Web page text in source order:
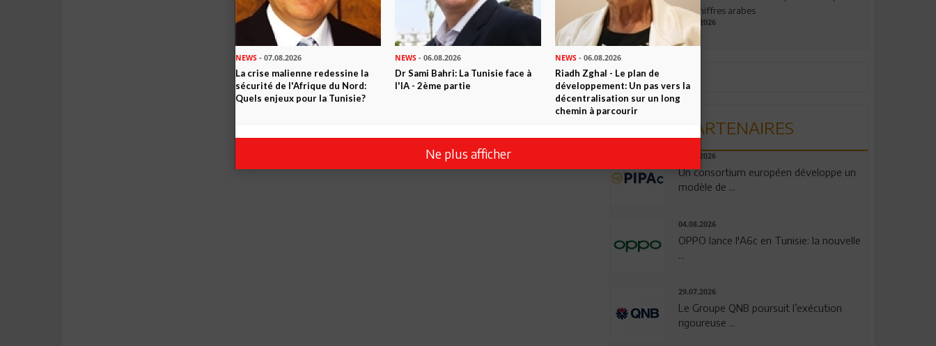
aux chiffres arabes
09.07.2026
PARTENAIRES
06.08.2026
Un consortium européen développe un
modèle de ...
04.08.2026
OPPO lance l'A6c en Tunisie: la nouvelle
...
29.07.2026
Le Groupe QNB poursuit l’exécution
rigoureuse ...
NEWS - 07.08.2026
La crise malienne redessine la
sécurité de l'Afrique du Nord:
Quels enjeux pour la Tunisie?
NEWS - 06.08.2026
Dr Sami Bahri: La Tunisie face à
l'IA - 2ème partie
NEWS- 06.08.2026
Riadh Zghal - Le plan de
développement: Un pas vers la
décentralisation sur un long
chemin à parcourir
Ne plus afficher